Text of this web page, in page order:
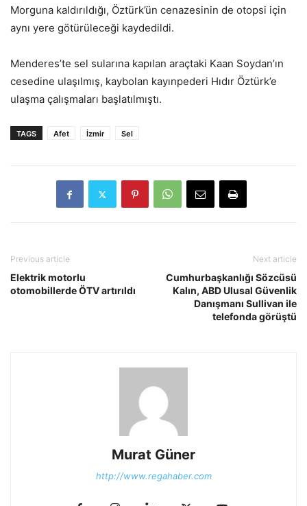
Morguna kaldırıldığı, Öztürk’ün cenazesinin de otopsi için
aynı yere götürüleceği kaydedildi.
Menderes’te sel sularına kapılan araçtaki Kaan Soydan’ın
cesedine ulaşılmış, kaybolan kayınpederi Hıdır Öztürk’e
ulaşma çalışmaları başlatılmıştı.
TAGS Afet İzmir Sel
Previous article
Elektrik motorlu
otomobillerde ÖTV artırıldı
Next article
Cumhurbaşkanlığı Sözcüsü
Kalın, ABD Ulusal Güvenlik
Danışmanı Sullivan ile
telefonda görüştü
Murat Güner
http://www.regahaber.com